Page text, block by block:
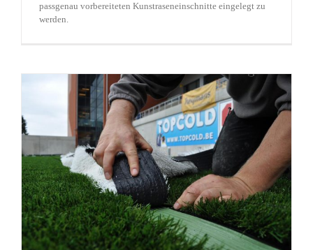
passgenau vorbereiteten Kunstraseneinschnitte eingelegt zu
werden.